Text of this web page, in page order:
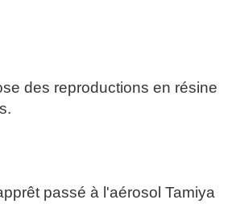
des reproductions en résine
passé à l'aérosol Tamiya